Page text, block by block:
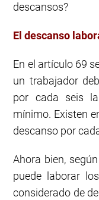
descansos?
El descanso
En el artículo 69
un trabajador
por cada seis
mínimo. Existen
descanso por
Ahora bien,
puede laborar
considerado de